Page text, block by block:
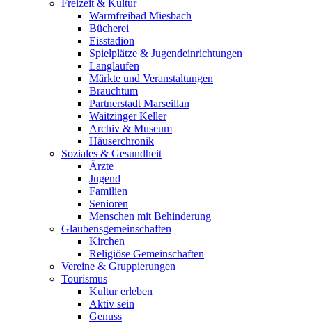
Freizeit & Kultur
Warmfreibad Miesbach
Bücherei
Eisstadion
Spielplätze & Jugendeinrichtungen
Langlaufen
Märkte und Veranstaltungen
Brauchtum
Partnerstadt Marseillan
Waitzinger Keller
Archiv & Museum
Häuserchronik
Soziales & Gesundheit
Ärzte
Jugend
Familien
Senioren
Menschen mit Behinderung
Glaubensgemeinschaften
Kirchen
Religiöse Gemeinschaften
Vereine & Gruppierungen
Tourismus
Kultur erleben
Aktiv sein
Genuss